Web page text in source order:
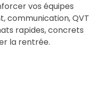
vos équipes
communication, QVT
rapides, concrets
la rentrée.